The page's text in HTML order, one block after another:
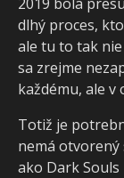
dlhý proces,
ale tu to tak
sa zrejme
každému, ale v
Totiž je
nemá otvorený
ako Dark Souls